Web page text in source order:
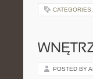
CATEGORIES:
POSTED BY